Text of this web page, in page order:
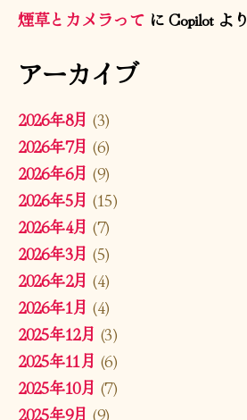
煙草とカメラってにCopilotより
アーカイブ
2026年8月 (3)
2026年7月 (6)
2026年6月 (9)
2026年5月 (15)
2026年4月 (7)
2026年3月 (5)
2026年2月 (4)
2026年1月 (4)
2025年12月 (3)
2025年11月 (6)
2025年10月 (7)
2025年9月 (9)